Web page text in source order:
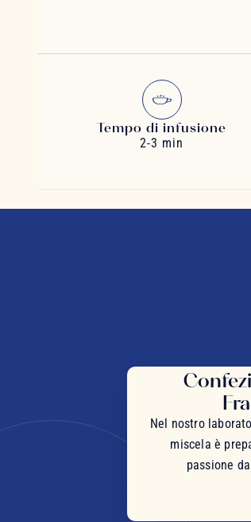
Tempo di infusione
2-3 min
Nel nostro
miscela è
passione